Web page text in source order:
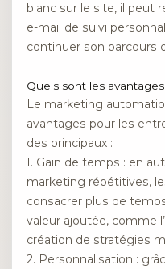
blanc sur le site, il peut
e-mail de suivi
continuer son parcours
Quels sont les
Le marketing
avantages pour les
des principaux :
1. Gain de temps : en
marketing répétitives,
consacrer plus de
valeur ajoutée, comme
création de stratégies
2. Personnalisation :